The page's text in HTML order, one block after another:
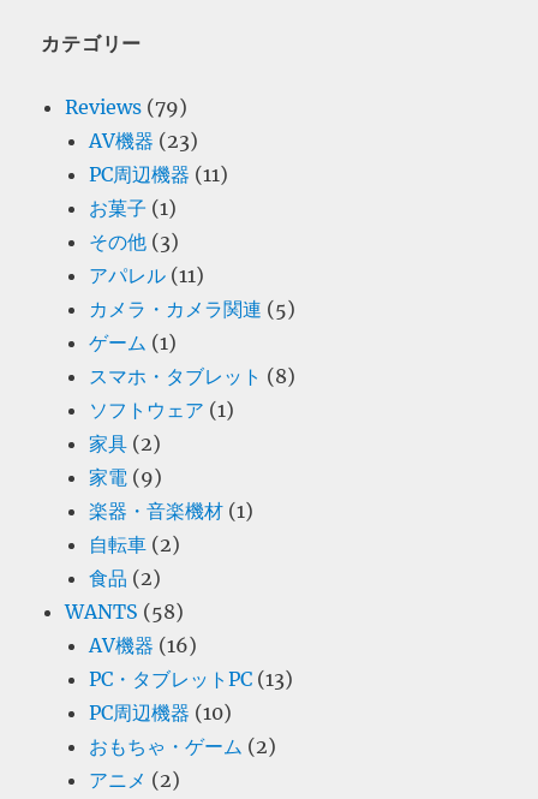
カテゴリー
Reviews (79)
AV機器 (23)
PC周辺機器 (11)
お菓子 (1)
その他 (3)
アパレル (11)
カメラ・カメラ関連 (5)
ゲーム (1)
スマホ・タブレット (8)
ソフトウェア (1)
家具 (2)
家電 (9)
楽器・音楽機材 (1)
自転車 (2)
食品 (2)
WANTS (58)
AV機器 (16)
PC・タブレットPC (13)
PC周辺機器 (10)
おもちゃ・ゲーム (2)
アニメ (2)